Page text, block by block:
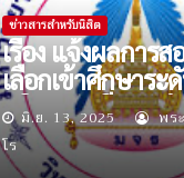
ข่าวสารสำหรับนิสิต
เรื่อง แจ้งผลการ
เลือกเข้าศึกษาระ
ปริญญาตรี ประจ
ศึกษา ๒๕๖๘ ( รอ
มิ.ย. 13, 2025
พร
โร